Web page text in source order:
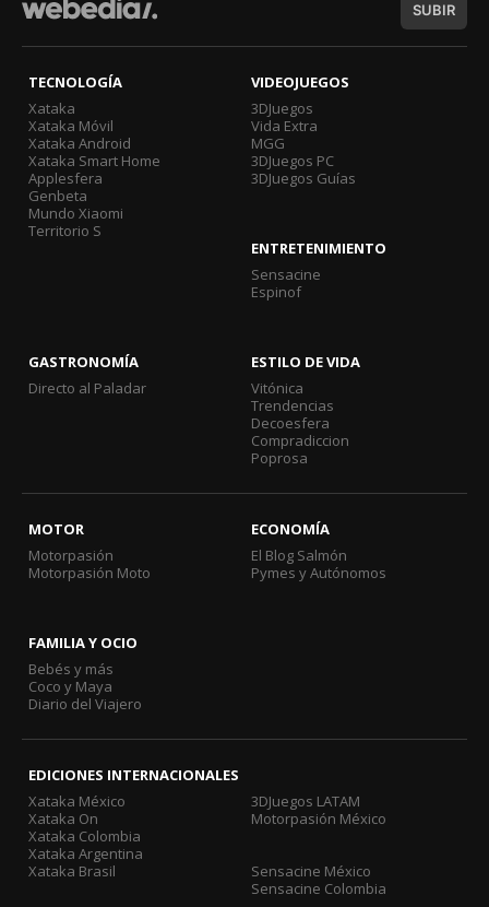
SUBIR
TECNOLOGÍA
Xataka
Xataka Móvil
Xataka Android
Xataka Smart Home
Applesfera
Genbeta
Mundo Xiaomi
Territorio S
VIDEOJUEGOS
3DJuegos
Vida Extra
MGG
3DJuegos PC
3DJuegos Guías
ENTRETENIMIENTO
Sensacine
Espinof
GASTRONOMÍA
Directo al Paladar
ESTILO DE VIDA
Vitónica
Trendencias
Decoesfera
Compradiccion
Poprosa
MOTOR
Motorpasión
Motorpasión Moto
ECONOMÍA
El Blog Salmón
Pymes y Autónomos
FAMILIA Y OCIO
Bebés y más
Coco y Maya
Diario del Viajero
EDICIONES INTERNACIONALES
Xataka México
Xataka On
Xataka Colombia
Xataka Argentina
Xataka Brasil
3DJuegos LATAM
Motorpasión México
Sensacine México
Sensacine Colombia